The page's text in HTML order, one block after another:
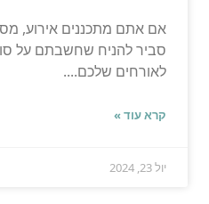
אם אתם מתכננים אירוע,
סביר להניח שחשבתם על
לאורחים שלכם....
קרא עוד »
יול 23, 2024